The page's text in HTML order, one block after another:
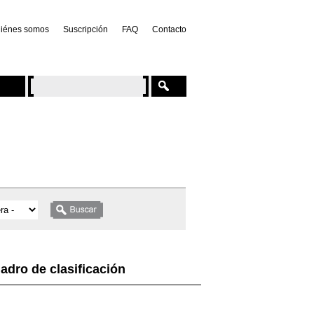
somos Suscripción FAQ Contacto
de clasificación